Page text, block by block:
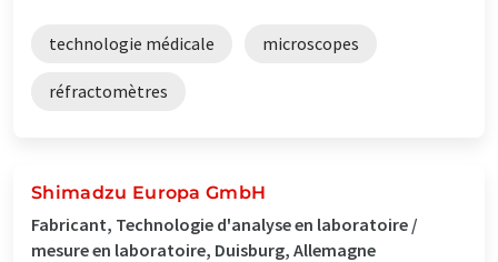
technologie médicale microscopes
réfractomètres
Shimadzu Europa GmbH
Fabricant, Technologie d'analyse en laboratoire /
mesure en laboratoire, Duisburg, Allemagne